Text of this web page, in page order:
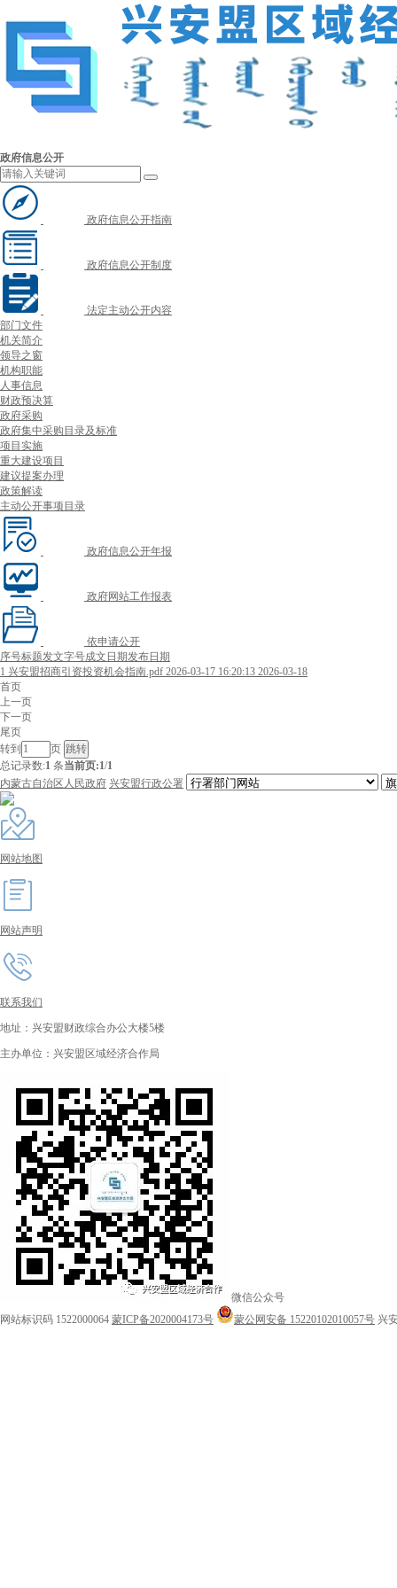
政府信息公开
政府信息公开指南
政府信息公开制度
法定主动公开内容
部门文件
机关简介
领导之窗
机构职能
人事信息
财政预决算
政府采购
政府集中采购目录及标准
项目实施
重大建设项目
建议提案办理
政策解读
主动公开事项目录
政府信息公开年报
政府网站工作报表
依申请公开
序号标题发文字号成文日期发布日期
1 兴安盟招商引资投资机会指南.pdf 2026-03-17 16:20:13 2026-03-18
首页
上一页
下一页
尾页
转到
页
总记录数:1 条当前页:1/1
内蒙古自治区人民政府 兴安盟行政公署
网站地图
网站声明
联系我们
地址：兴安盟财政综合办公大楼5楼
主办单位：兴安盟区域经济合作局
微信公众号
网站标识码 1522000064 蒙ICP备2020004173号 蒙公网安备 15220102010057号 兴